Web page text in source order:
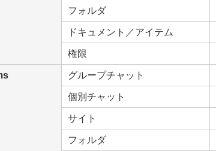
フォルダ
ドキュメント／アイテム
権限
グループチャット
個別チャット
サイト
フォルダ